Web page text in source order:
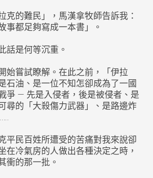
克的難民」，馬漢拿牧師告訴我：
事都足夠寫成一本書」。
話是何等沉重。
始嘗試瞭解。在此之前，「伊拉
石油、是一位不知怎卻成為了一國
爭 — 先是入侵者，後是被侵者、是
尋的「大殺傷力武器」、是路邊炸
平民百姓所遭受的苦痛對我來說卻
在冷氣房的人做出各種決定之時，
衝的那一批。